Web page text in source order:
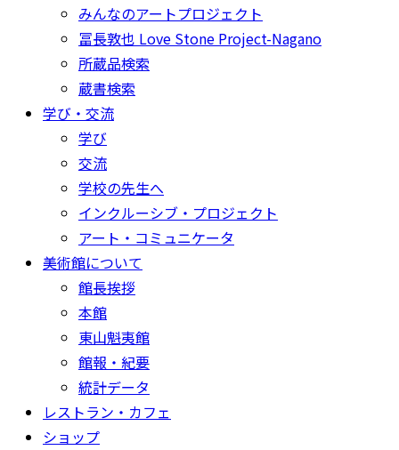
みんなのアートプロジェクト
冨長敦也 Love Stone Project-Nagano
所蔵品検索
蔵書検索
学び・交流
学び
交流
学校の先生へ
インクルーシブ・プロジェクト
アート・コミュニケータ
美術館について
館長挨拶
本館
東山魁夷館
館報・紀要
統計データ
レストラン・カフェ
ショップ